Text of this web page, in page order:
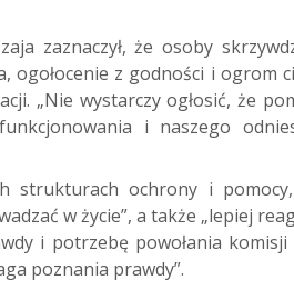
zaznaczył, że osoby
ogołocenie z godności i ogrom
„Nie wystarczy ogłosić, że
i naszego
strukturach ochrony i
w życie”, a także „lepiej
i potrzebę powołania komisji
poznania prawdy”.